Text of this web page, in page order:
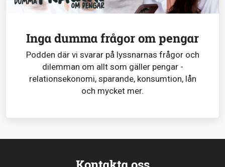
Inga dumma frågor om pengar
Podden där vi svarar på lyssnarnas frågor och
dilemman om allt som gäller pengar -
relationsekonomi, sparande, konsumtion, lån
och mycket mer.